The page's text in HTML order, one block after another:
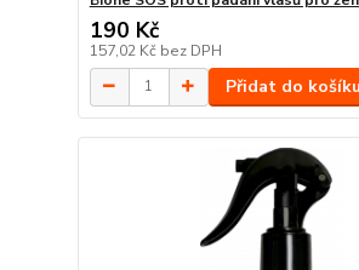
190 Kč
157,02 Kč bez DPH
Přidat do košíku